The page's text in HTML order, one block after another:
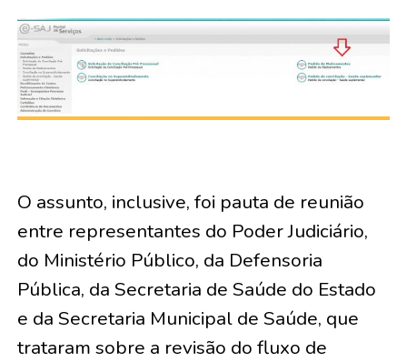
O assunto, inclusive, foi pauta de reunião
entre representantes do Poder Judiciário,
do Ministério Público, da Defensoria
Pública, da Secretaria de Saúde do Estado
e da Secretaria Municipal de Saúde, que
trataram sobre a revisão do fluxo de